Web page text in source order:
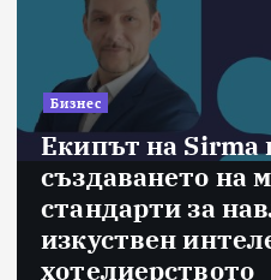
Бизнес
Екипът на Sirma
създаването на
стандарти за
изкуствен
хотелиерството